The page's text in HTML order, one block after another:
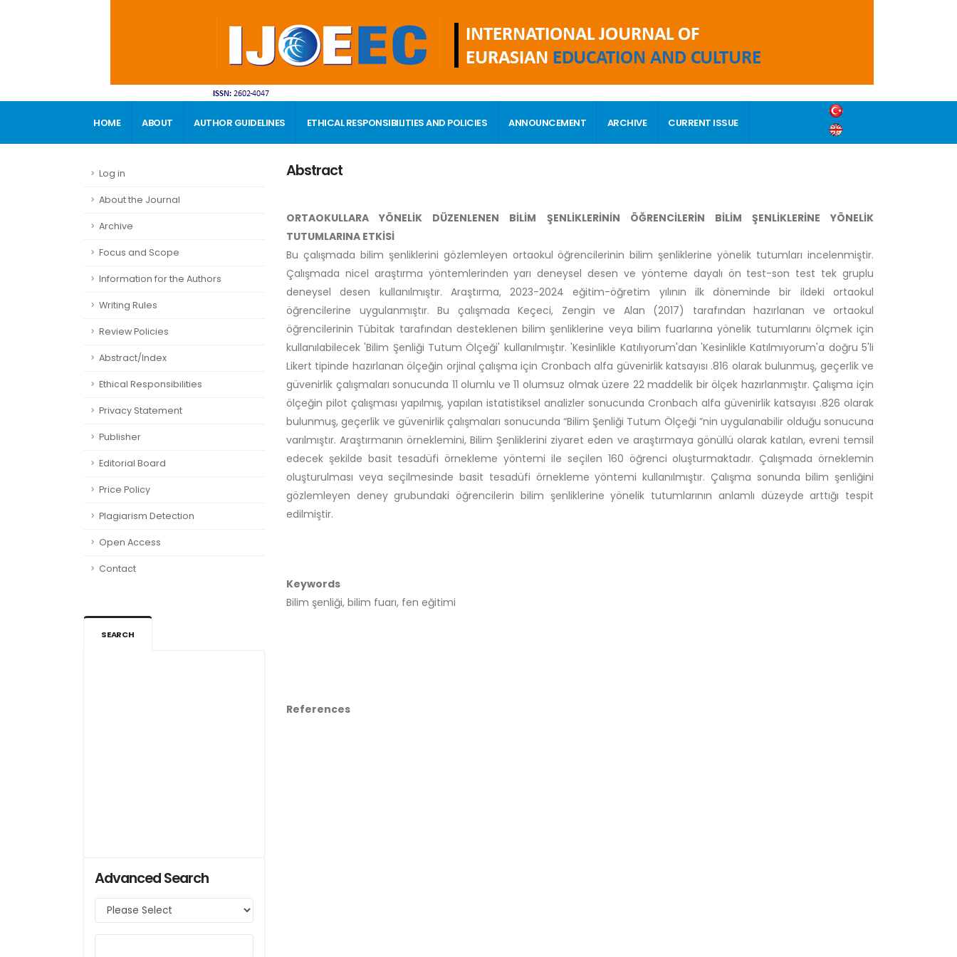
HOME ABOUT AUTHOR GUIDELINES ETHICAL RESPONSIBILITIES AND POLICIES ANNOUNCEMENT ARCHIVE CURRENT ISSUE
Log in
About the Journal
Archive
Focus and Scope
Information for the Authors
Writing Rules
Review Policies
Abstract/Index
Ethical Responsibilities
Privacy Statement
Publisher
Editorial Board
Price Policy
Plagiarism Detection
Open Access
Contact
SEARCH
Advanced Search
Abstract
ORTAOKULLARA YÖNELİK DÜZENLENEN BİLİM ŞENLİKLERİNİN ÖĞRENCİLERİN BİLİM ŞENLİKLERİNE YÖNELİK
TUTUMLARINA ETKİSİ
Bu çalışmada bilim şenliklerini gözlemleyen ortaokul öğrencilerinin bilim şenliklerine yönelik tutumları incelenmiştir.
Çalışmada nicel araştırma yöntemlerinden yarı deneysel desen ve yönteme dayalı ön test-son test tek gruplu
deneysel desen kullanılmıştır. Araştırma, 2023-2024 eğitim-öğretim yılının ilk döneminde bir ildeki ortaokul
öğrencilerine uygulanmıştır. Bu çalışmada Keçeci, Zengin ve Alan (2017) tarafından hazırlanan ve ortaokul
öğrencilerinin Tübitak tarafından desteklenen bilim şenliklerine veya bilim fuarlarına yönelik tutumlarını ölçmek için
kullanılabilecek 'Bilim Şenliği Tutum Ölçeği' kullanılmıştır. 'Kesinlikle Katılıyorum'dan 'Kesinlikle Katılmıyorum'a doğru 5'li
Likert tipinde hazırlanan ölçeğin orjinal çalışma için Cronbach alfa güvenirlik katsayısı .816 olarak bulunmuş, geçerlik ve
güvenirlik çalışmaları sonucunda 11 olumlu ve 11 olumsuz olmak üzere 22 maddelik bir ölçek hazırlanmıştır. Çalışma için
ölçeğin pilot çalışması yapılmış, yapılan istatistiksel analizler sonucunda Cronbach alfa güvenirlik katsayısı .826 olarak
bulunmuş, geçerlik ve güvenirlik çalışmaları sonucunda “Bilim Şenliği Tutum Ölçeği ”nin uygulanabilir olduğu sonucuna
varılmıştır. Araştırmanın örneklemini, Bilim Şenliklerini ziyaret eden ve araştırmaya gönüllü olarak katılan, evreni temsil
edecek şekilde basit tesadüfi örnekleme yöntemi ile seçilen 160 öğrenci oluşturmaktadır. Çalışmada örneklemin
oluşturulması veya seçilmesinde basit tesadüfi örnekleme yöntemi kullanılmıştır. Çalışma sonunda bilim şenliğini
gözlemleyen deney grubundaki öğrencilerin bilim şenliklerine yönelik tutumlarının anlamlı düzeyde arttığı tespit
edilmiştir.
Keywords
Bilim şenliği, bilim fuarı, fen eğitimi
References